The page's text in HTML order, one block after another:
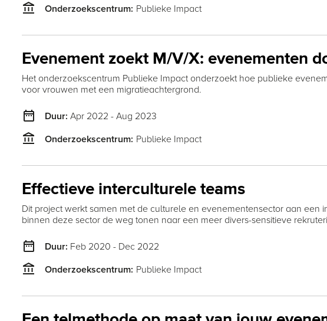
account_balance Onderzoekscentrum: Publieke Impact
Evenement zoekt M/V/X: evenementen
Het onderzoekscentrum Publieke Impact onderzoekt hoe publieke
voor vrouwen met een migratieachtergrond.
date_range Duur: Apr 2022 - Aug 2023
account_balance Onderzoekscentrum: Publieke Impact
Effectieve interculturele teams
Dit project werkt samen met de culturele en evenementensector aan
binnen deze sector de weg tonen naar een meer divers-sensitieve
date_range Duur: Feb 2020 - Dec 2022
account_balance Onderzoekscentrum: Publieke Impact